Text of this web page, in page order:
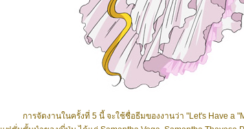
การจัดงานในครั้งที่ 5 นี้ จะใช้ชื่อธีมของงานว่า "Let's Have a